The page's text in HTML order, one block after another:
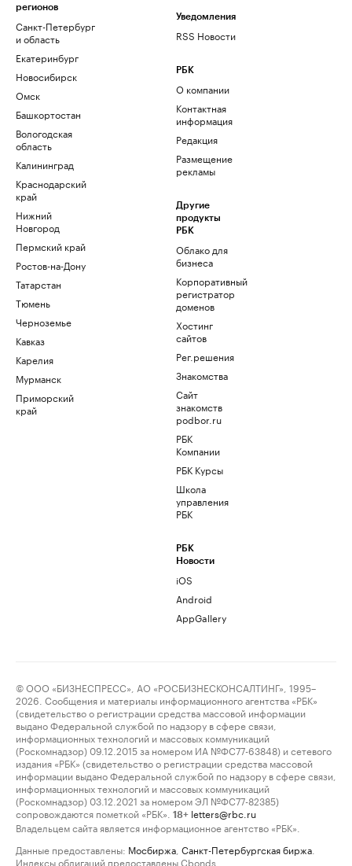
регионов
Санкт-Петербург
и область
Екатеринбург
Новосибирск
Омск
Башкортостан
Вологодская
область
Калининград
Краснодарский
край
Нижний
Новгород
Пермский край
Ростов-на-Дону
Татарстан
Тюмень
Черноземье
Кавказ
Карелия
Мурманск
Приморский
край
Уведомления
RSS Новости
РБК
О компании
Контактная
информация
Редакция
Размещение
рекламы
Другие
продукты
РБК
Облако для
бизнеса
Корпоративный
регистратор
доменов
Хостинг
сайтов
Рег.решения
Знакомства
Сайт
знакомств
podbor.ru
РБК
Компании
РБК Курсы
Школа
управления
РБК
РБК
Новости
iOS
Android
AppGallery
© ООО «БИЗНЕСПРЕСС», АО «РОСБИЗНЕСКОНСАЛТИНГ», 1995–
2026. Сообщения и материалы информационного агентства «РБК»
(свидетельство о регистрации средства массовой информации
выдано Федеральной службой по надзору в сфере связи,
информационных технологий и массовых коммуникаций
(Роскомнадзор) 09.12.2015 за номером ИА №ФС77-63848) и сетевого
издания «РБК» (свидетельство о регистрации средства массовой
информации выдано Федеральной службой по надзору в сфере связи,
информационных технологий и массовых коммуникаций
(Роскомнадзор) 03.12.2021 за номером ЭЛ №ФС77-82385)
сопровождаются пометкой «РБК».
18+ letters@rbc.ru
Владельцем сайта является информационное агентство «РБК».
Данные предоставлены: Мосбиржа Санкт-Петербургская биржа
Индексы облигаций предоставлены Cbonds.